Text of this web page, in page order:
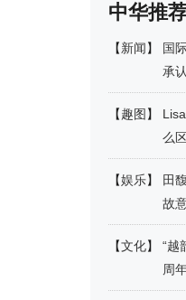
中华推
【新闻】
国
承
【趣图 】
么
【娱乐】
田
故
【文化】
“越
周